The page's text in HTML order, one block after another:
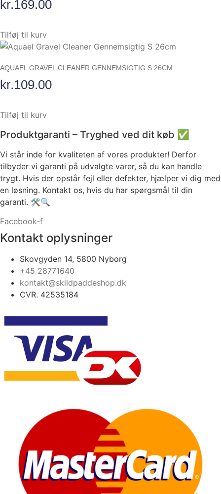
kr.169.00
Tilføj til kurv
AQUAEL GRAVEL CLEANER GENNEMSIGTIG S 26CM
kr.109.00
Tilføj til kurv
Produktgaranti – Tryghed ved dit køb ✅
Vi står inde for kvaliteten af vores produkter! Derfor
tilbyder vi garanti på udvalgte varer, så du kan handle
trygt. Hvis der opstår fejl eller defekter, hjælper vi dig med
en løsning. Kontakt os, hvis du har spørgsmål til din
garanti. 🛠️🔍
Facebook-f
Kontakt oplysninger
Skovgyden 14, 5800 Nyborg
+45 28771640
kontakt@skildpaddeshop.dk
CVR. 42535184